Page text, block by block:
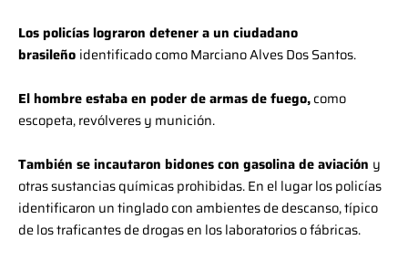
Los policías lograron detener a un ciudadano
brasileño identificado como Marciano Alves Dos Santos.
El hombre estaba en poder de armas de fuego,como
escopeta, revólveres y munición.
También se incautaron bidones con gasolina de aviación y
otras sustancias químicas prohibidas. En el lugar los policías
identificaron un tinglado con ambientes de descanso, típico
de los traficantes de drogas en los laboratorios o fábricas.